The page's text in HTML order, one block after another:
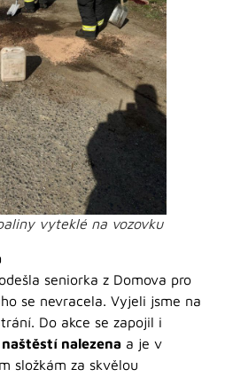
vyteklé na vozovku
seniorka z Domova pro
se nevracela. Vyjeli jsme na
Do akce se zapojil i
nalezena a je v
složkám za skvělou